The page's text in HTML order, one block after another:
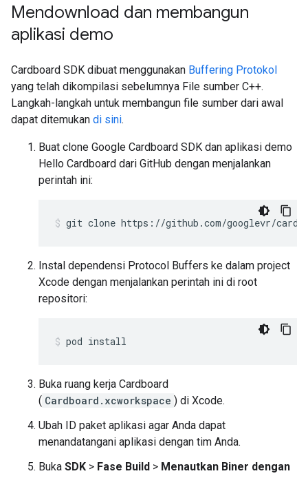
Mendownload dan membangun
aplikasi demo
Cardboard SDK dibuat menggunakan Buffering Protokol
yang telah dikompilasi sebelumnya File sumber C++.
Langkah-langkah untuk membangun file sumber dari awal
dapat ditemukan di sini.
Buat clone Google Cardboard SDK dan aplikasi demo
Hello Cardboard dari GitHub dengan menjalankan
perintah ini:
git clone https://github.com/googlevr/
Instal dependensi Protocol Buffers ke dalam project
Xcode dengan menjalankan perintah ini di root
repositori:
pod install
Buka ruang kerja Cardboard
( Cardboard.xcworkspace ) di Xcode.
Ubah ID paket aplikasi agar Anda dapat
menandatangani aplikasi dengan tim Anda.
Buka SDK > Fase Build > Menautkan Biner dengan